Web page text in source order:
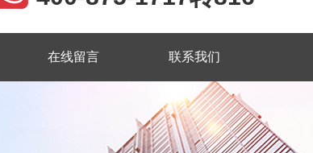
在线留言 联系我们